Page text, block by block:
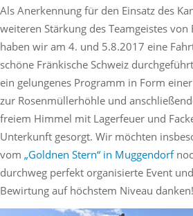
Zeugen
polizeilicher
Vorladung
nachkommen
Als Anerkennung für den Einsatz des
weiteren Stärkung des Teamgeistes von
haben wir am 4. und 5.8.2017 eine
schöne Fränkische Schweiz
ein gelungenes Programm in Form
zur Rosenmüllerhöhle und
freiem Himmel mit Lagerfeuer und
Unterkunft gesorgt. Wir möchten
vom „Goldnen Stern“ in Muggendorf
durchweg perfekt organisierte Event
Bewirtung auf höchstem Niveau danken!